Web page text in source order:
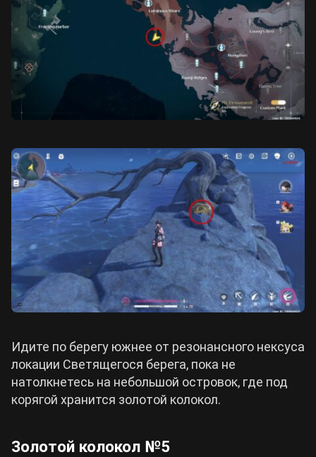
Идите по берегу южнее от резонансного нексуса
локации Светящегося берега, пока не
натолкнетесь на небольшой островок, где под
корягой хранится золотой колокол.
Золотой колокол №5